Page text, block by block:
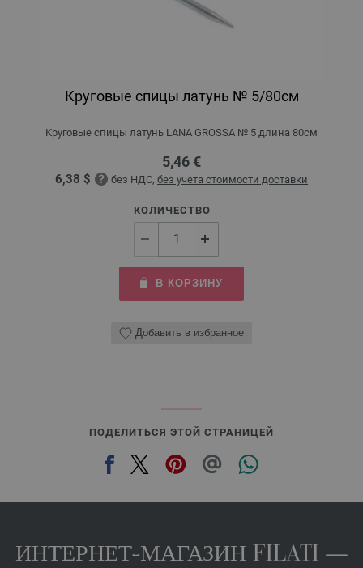
Круговые спицы латунь № 5/80см
Круговые спицы латунь LANA GROSSA № 5 длина 80см
5,46 €
6,38 $ без НДС, без учета стоимости доставки
КОЛИЧЕСТВО
В КОРЗИНУ
Добавить в избранное
ПОДЕЛИТЬСЯ ЭТОЙ СТРАНИЦЕЙ
ИНТЕРНЕТ-МАГАЗИН FILATI —